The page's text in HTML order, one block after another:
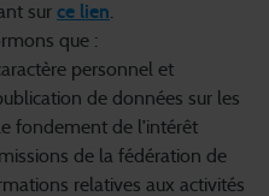
sur ce lien
que :
personnel et
de données sur les
fondement de l’intérêt
de la fédération de
relatives aux activités